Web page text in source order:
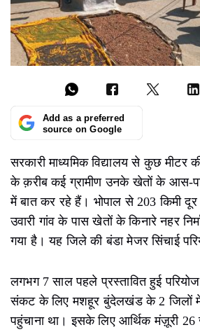
Add as a preferred
source on Google
सरकारी माध्यमिक विद्यालय से कुछ मीटर
के क़रीब कई ग्रामीण उनके खेतों के आस-
में बात कर रहे हैं। भोपाल से 203 किमी
उवारी गांव के पास खेतों के किनारे नहर
गया है। यह जिले की बंडा मेजर सिंचाई
लगभग 7 साल पहले प्रस्तावित हुई
संकट के लिए मशहूर बुंदेलखंड के 2 जिलों में
पहुंचाना था। इसके लिए आर्थिक मंज़ूरी 26